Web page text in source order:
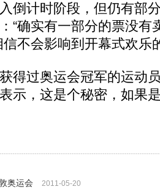
计时阶段，但仍有部
“确实有一部分的票没有
不会影响到开幕式欢乐
过奥运会冠军的运动
示，这是个秘密，如果
奥运会
2011-05-20